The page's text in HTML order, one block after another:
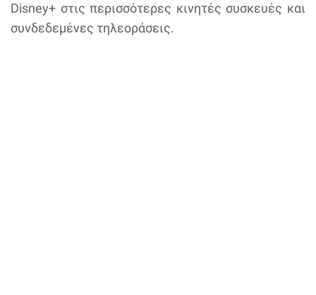
Disney+ στις περισσότερες κινητές συσκευές και
συνδεδεμένες τηλεοράσεις.